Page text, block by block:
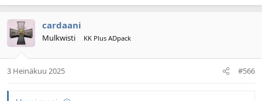
cardaani
Mulkwisti KK Plus ADpack
3 Heinäkuu 2025 #566